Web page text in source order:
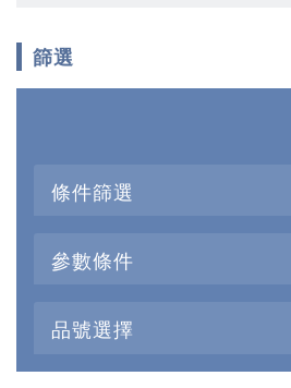
篩選
條件篩選
參數條件
品號選擇